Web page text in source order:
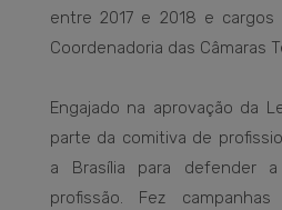
entre 2017 e 2018 e
Coordenadoria das Câmaras
Engajado na aprovação da
parte da comitiva de
a Brasília para defender a
profissão. Fez